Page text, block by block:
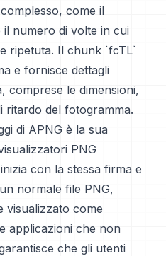
come il
numero di volte in cui
ripetuta. Il chunk `fcTL`
e fornisce dettagli
comprese le dimensioni,
ritardo del fotogramma.
di APNG è la sua
PNG
con la stessa firma e
normale file PNG,
visualizzato come
applicazioni che non
che gli utenti